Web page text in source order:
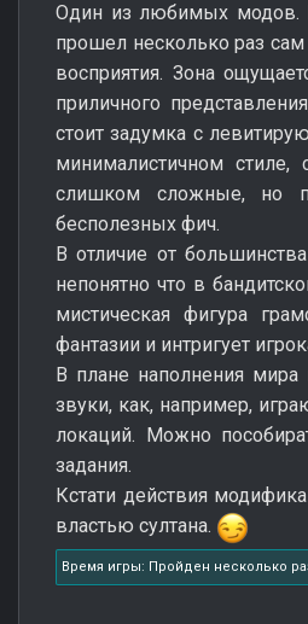
Один из любимых модов.
прошел несколько раз сам
восприятия. Зона
приличного
стоит задумка с
минималистичном
слишком сложные, но
бесполезных фич.
В отличие от
непонятно что в
мистическая фигура
фантазии и интригует
В плане наполнения
звуки, как, например,
локаций. Можно
задания.
Кстати действия
властью султана.
Время игры: Пройден несколько